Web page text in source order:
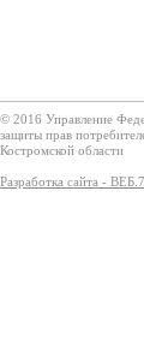
© 2016 Управление
защиты прав
Костромской области
Разработка сайта -